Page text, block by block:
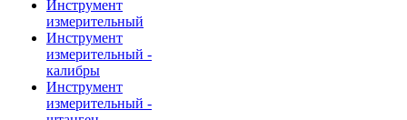
Инструмент
измерительный
Инструмент
измерительный -
калибры
Инструмент
измерительный -